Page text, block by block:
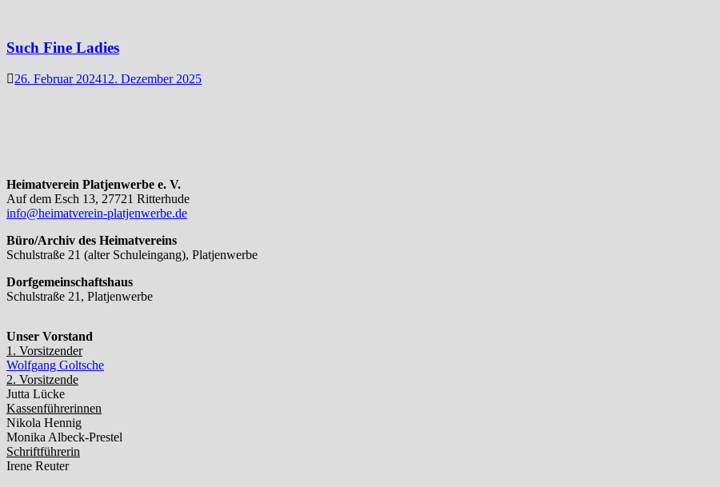
Such Fine Ladies
26. Februar 202412. Dezember 2025
Heimatverein Platjenwerbe e. V.
Auf dem Esch 13, 27721 Ritterhude
info@heimatverein-platjenwerbe.de
Büro/Archiv des Heimatvereins
Schulstraße 21 (alter Schuleingang), Platjenwerbe
Dorfgemeinschaftshaus
Schulstraße 21, Platjenwerbe
Unser Vorstand
1. Vorsitzender
Wolfgang Goltsche
2. Vorsitzende
Jutta Lücke
Kassenführerinnen
Nikola Hennig
Monika Albeck-Prestel
Schriftführerin
Irene Reuter